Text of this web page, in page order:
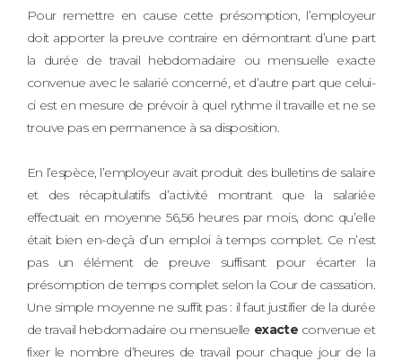
Pour remettre en cause cette présomption, l’employeur
doit apporter la preuve contraire en démontrant d’une part
la durée de travail hebdomadaire ou mensuelle exacte
convenue avec le salarié concerné, et d’autre part que celui-
ci est en mesure de prévoir à quel rythme il travaille et ne se
trouve pas en permanence à sa disposition.
En l’espèce, l’employeur avait produit des bulletins de salaire
et des récapitulatifs d’activité montrant que la salariée
effectuait en moyenne 56,56 heures par mois, donc qu’elle
était bien en-deçà d’un emploi à temps complet. Ce n’est
pas un élément de preuve suffisant pour écarter la
présomption de temps complet selon la Cour de cassation.
Une simple moyenne ne suffit pas : il faut justifier de la durée
de travail hebdomadaire ou mensuelle exacte convenue et
fixer le nombre d’heures de travail pour chaque jour de la